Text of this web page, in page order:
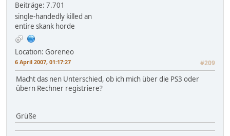
Beiträge: 7.701
single-handedly killed an
entire skank horde
Location: Goreneo
6 April 2007, 01:17:27 #209
Macht das nen Unterschied, ob ich mich über die PS3 oder
übern Rechner registriere?
Grüße